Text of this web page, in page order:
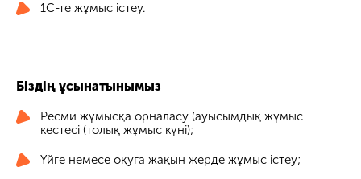
1С-те жұмыс істеу.
Біздің ұсынатынымыз
Ресми жұмысқа орналасу (ауысымдық жұмыс
кестесі (толық жұмыс күні);
Үйге немесе оқуға жақын жерде жұмыс істеу;